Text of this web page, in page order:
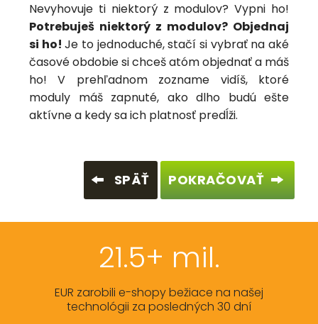
Nevyhovuje ti niektorý z modulov? Vypni ho!
Potrebuješ niektorý z modulov? Objednaj
si ho!Je to jednoduché, stačí si vybrať na aké
časové obdobie si chceš atóm objednať a máš
ho! V prehľadnom zozname vidíš, ktoré
moduly máš zapnuté, ako dlho budú ešte
aktívne a kedy sa ich platnosť predĺži.
POKRAČOVAŤ
SPÄŤ
21.5+ mil.
EUR zarobili e-shopy bežiace na našej
technológii za posledných 30 dní